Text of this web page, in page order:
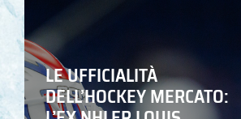
LE UFFICIALITÀ
DELL’HOCKEY MERCATO: